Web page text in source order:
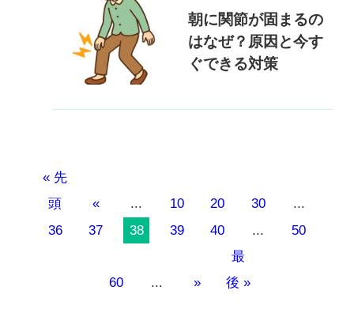
朝に関節が固まるの
はなぜ？原因と今す
ぐできる対策
« 先
頭
« ... 10 20 30
...
36
37 38 39 40 ... 50
60 ... »
最
後 »